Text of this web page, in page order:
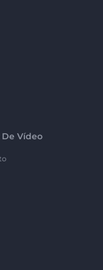
Vídeo